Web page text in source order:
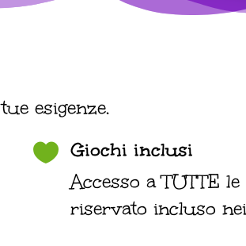
esigenze.
 Giochi inclusi
Accesso a TUTTE
riservato incluso